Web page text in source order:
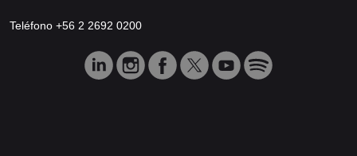
Teléfono +56 2 2692 0200